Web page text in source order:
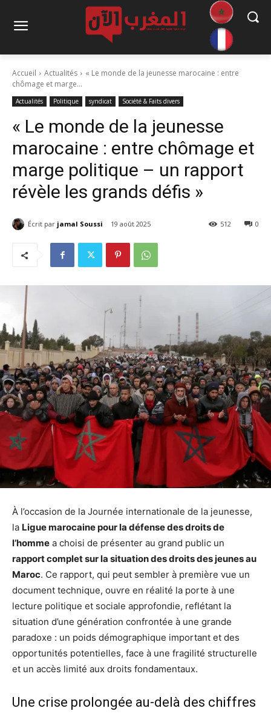
Accueil Actualités
« Le monde de la jeunesse marocaine : entre
chômage et marge...
Actualités Politique syndicat Société & Faits divers
« Le monde de la jeunesse
marocaine : entre chômage et
marge politique – un rapport
révèle les grands défis »
Écrit par jamal Soussi 19 août 2025 0
512
À l’occasion de la Journée internationale de la jeunesse,
la Ligue marocaine pour la défense des droits de
l’homme a choisi de présenter au grand public un
rapport complet sur la situation des droits des jeunes au
Maroc. Ce rapport, qui peut sembler à première vue un
document technique, ouvre en réalité la porte à une
lecture politique et sociale approfondie, reflétant la
situation d’une génération confrontée à une grande
paradoxe : un poids démographique important et des
opportunités potentielles, face à une fragilité structurelle
et un accès limité aux droits fondamentaux.
Une crise prolongée au-delà des chiffres